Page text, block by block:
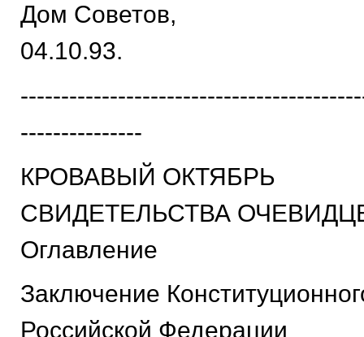
Дом Советов,
04.10.93.
---------------
КРОВАВЫЙ ОКТЯБРЬ
СВИДЕТЕЛЬСТВА
Оглавление
Заключение
Российской Федерации